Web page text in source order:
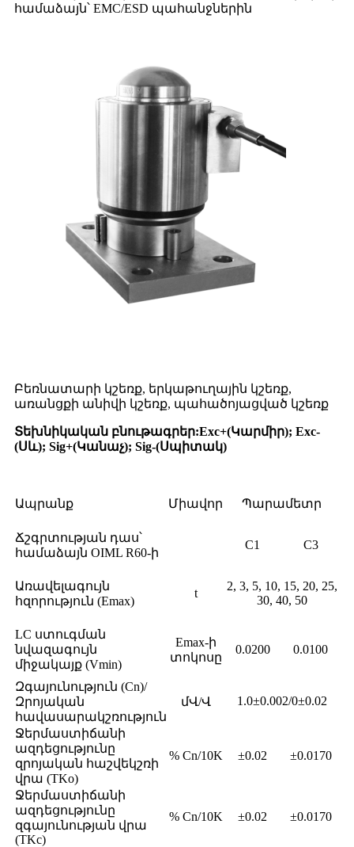
համաձայն՝ EMC/ESD պահանջներին
Բեռնատարի կշեռք, երկաթուղային կշեռք,
առանցքի անիվի կշեռք, պահածոյացված կշեռք
Տեխնիկական բնութագրեր:Exc+(Կարմիր); Exc-
(Սև); Sig+(Կանաչ); Sig-(Սպիտակ)
Ապրանք Միավոր Պարամետր
Ճշգրտության դաս՝
համաձայն OIML R60-ի
C1 C3
Առավելագույն
հզորություն (Emax)
t
2, 3, 5, 10, 15, 20, 25,
30, 40, 50
LC ստուգման
նվազագույն
միջակայք (Vmin)
Emax-ի
տոկոսը
0.0200 0.0100
Զգայունություն (Cn)/
Զրոյական
հավասարակշռություն
մՎ/Վ 1.0±0.002/0±0.02
Ջերմաստիճանի
ազդեցությունը
զրոյական հաշվեկշռի
վրա (TKo)
% Cn/10K ±0.02 ±0.0170
Ջերմաստիճանի
ազդեցությունը
զգայունության վրա
(TKc)
% Cn/10K ±0.02 ±0.0170